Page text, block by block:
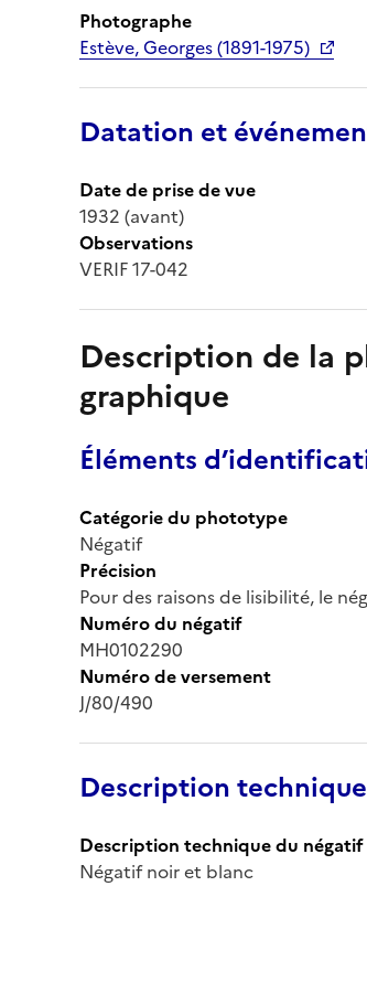
Photographe
Estève, Georges (1891-1975)
Datation et
Date de prise de vue
1932 (avant)
Observations
VERIF 17-042
Description de la
graphique
Éléments
Catégorie du phototype
Négatif
Précision
Pour des raisons de lisibilité, le
Numéro du négatif
MH0102290
Numéro de versement
J/80/490
Description
Description technique du négatif
Négatif noir et blanc